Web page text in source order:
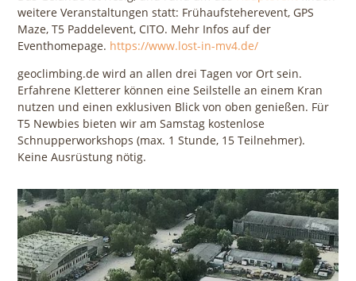
weitere Veranstaltungen statt: Frühaufsteherevent, GPS
Maze, T5 Paddelevent, CITO. Mehr Infos auf der
Eventhomepage. https://www.lost-in-mv4.de/
geoclimbing.de wird an allen drei Tagen vor Ort sein.
Erfahrene Kletterer können eine Seilstelle an einem Kran
nutzen und einen exklusiven Blick von oben genießen. Für
T5 Newbies bieten wir am Samstag kostenlose
Schnupperworkshops (max. 1 Stunde, 15 Teilnehmer).
Keine Ausrüstung nötig.